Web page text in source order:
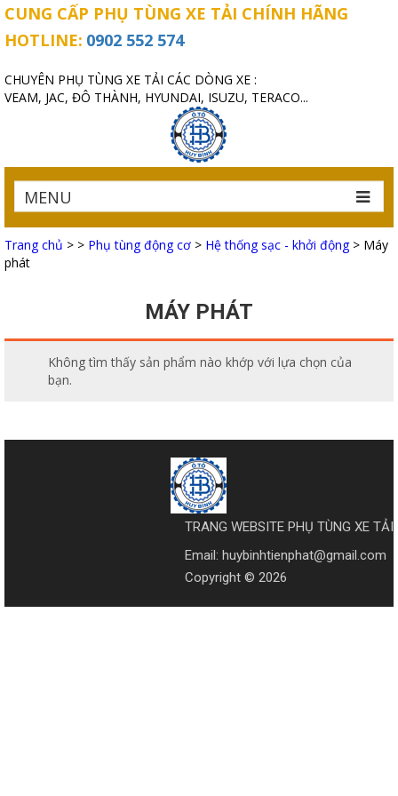
CUNG CẤP PHỤ TÙNG XE TẢI CHÍNH HÃNG
HOTLINE: 0902 552 574
CHUYÊN PHỤ TÙNG XE TẢI CÁC DÒNG XE :
VEAM, JAC, ĐÔ THÀNH, HYUNDAI, ISUZU, TERACO...
MENU
Trang chủ > > Phụ tùng động cơ > Hệ thống sạc - khởi động> Máy
phát
MÁY PHÁT
Không tìm thấy sản phẩm nào khớp với lựa chọn của
bạn.
TRANG WEBSITE PHỤ TÙNG XE TẢI
Email: huybinhtienphat@gmail.com
Copyright © 2026